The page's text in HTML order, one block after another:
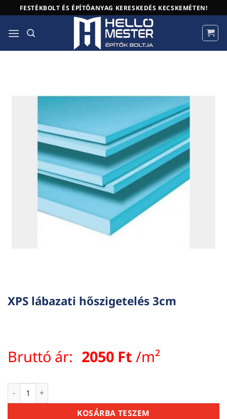
to
content
FESTÉKBOLT ÉS ÉPÍTŐANYAG KERESKEDÉS KECSKEMÉTEN!
XPS lábazati hőszigetelés 3cm
Bruttó ár: 2050 Ft /m²
XPS lábazati hőszigetelés 3cm mennyiség
KOSÁRBA TESZEM